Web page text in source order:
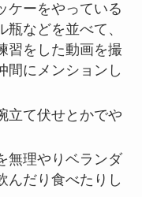
ケーをやっている
などを並べて、
習をした動画を撮
間にメンションし
立て伏せとかでや
無理やりベランダ
んだり食べたりし